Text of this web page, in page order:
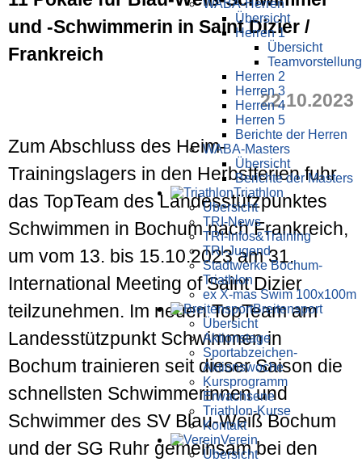
WABA-Herren
Übersicht
Herren 1
Übersicht
Teamvorstellung
Herren 2
Herren 3
Herren 4
Herren 5
Berichte der Herren
WABA-Masters
Übersicht
Berichte der Masters
Triathlon
Übersicht
TRI-News
TRI-Infos&Training
TRI-Jugend
Stadtwerke Bochum-
Triathlon
ex X-mas Swim 100x100m
Breiten­sport
Übersicht
Aktionstage
Sportabzeichen-
Aktionswoche
Kursprogramm
Erwachsene
Triathlon-Kurse
Kontakt
Verein
Übersicht
und -Schwimmerin in Saint Dizier /
Frankreich
22.10.2023
Zum Abschluss des Heim-
Trainingslagers in den Herbstferien fuhr
das TopTeam des Landesstützpunktes
Schwimmen in Bochum nach Frankreich,
um vom 13. bis 15.10.2023 am 31.
International Meeting of Saint Dizier
teilzunehmen. Im neuen TopTeam am
Landesstützpunkt Schwimmen in
Bochum trainieren seit dieser Saison die
schnellsten Schwimmerinnen und
Schwimmer des SV Blau-Weiß Bochum
und der SG Ruhr gemeinsam bei den